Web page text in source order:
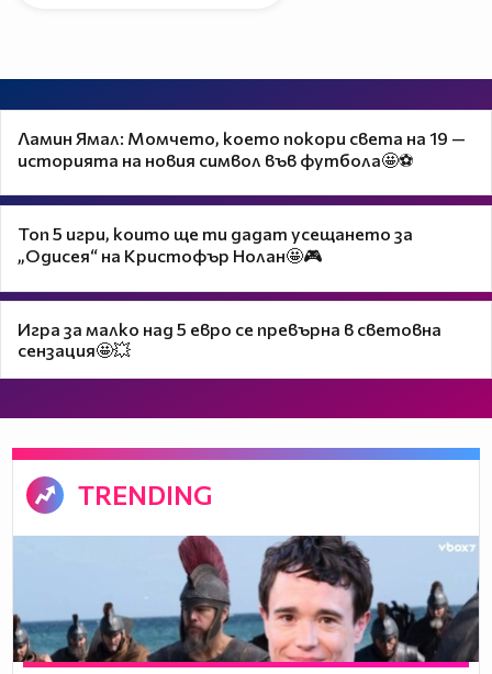
Ламин Ямал: Момчето, което покори света на 19 —
историята на новия символ във футбола🤩⚽
Топ 5 игри, които ще ти дадат усещането за
„Одисея“ на Кристофър Нолан🤩🎮
Игра за малко над 5 евро се превърна в световна
сензация🤩💥
TRENDING